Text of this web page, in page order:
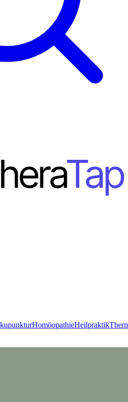
HomöopathieHeilpraktik